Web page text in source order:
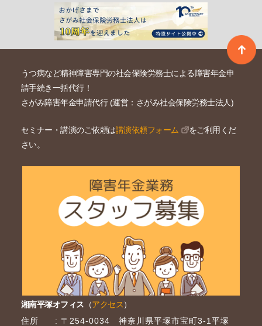
うつ病など精神障害専門の社会保険労務士による障害年金申
請手続き一括代行！
さがみ障害年金申請代行 (運営：さがみ社会保険労務士法人)
セミナー・講演のご依頼は講演依頼フォーム
をご利用くだ
さい。
湘南平塚オフィス （アクセス）
住所
〒254-0034 神奈川県平塚市宝町3-1平塚